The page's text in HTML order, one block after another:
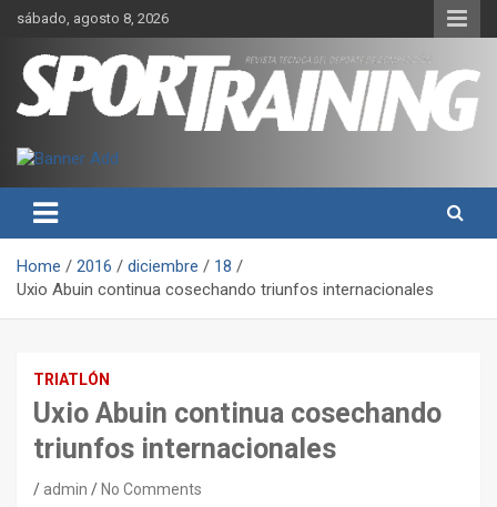
Skip
content
sábado, agosto 8, 2026
Revista técnica del deporte
Sport Training
rendimiento, nutrición y entrenamiento.
Home 2016 diciembre
18
Uxio Abuin continua cosechando triunfos internacionales
TRIATLÓN
Uxio Abuin continua cosechando
triunfos internacionales
admin No Comments